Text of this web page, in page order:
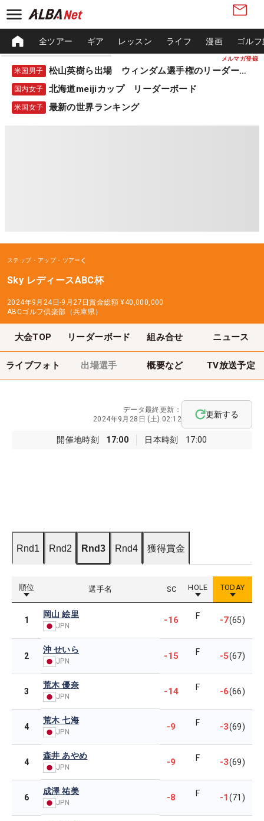
メルマガ登録
全ツアー ギア レッスン ライフ 漫画 ゴル
米国男子 松山英樹ら出場 ウィンダム選手権のリーダーボード
国内女子 北海道meijiカップ リーダーボード
米国女子 最新の世界ランキング
ステップ・アップ・ツアー
Sky レディースABC杯
2024年9月24日-9月27日賞金総額 ¥40,000,000
ABCゴルフ倶楽部（兵庫県）
大会TOP リーダーボード 組み合せ ニュース
ライブフォト 出場選手 概要など TV放送予定
開催地時刻 17:00 日本時刻 17:00
データ最終更新：
2024年9月28日 (土) 02:12
更新する
Rnd1 Rnd2 Rnd3 Rnd4 獲得賞金
順位 選手名 SC HOLE TODAY
1
岡山 絵里
JPN
-16 F -7(65)
2
沖 せいら
JPN -15 F -5(67)
3
荒木 優奈
JPN -14 F -6(66)
4
荒木 七海
JPN -9 F -3(69)
4
森井 あやめ
JPN -9 F -3(69)
6
成澤 祐美
JPN -8 F -1(71)